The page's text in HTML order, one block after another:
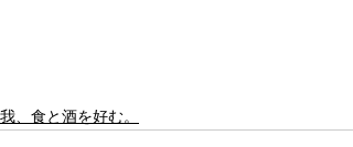
我、食と酒を好む。